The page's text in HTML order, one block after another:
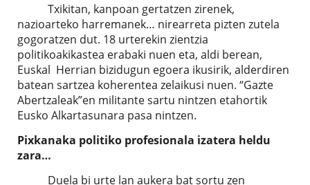
Txikitan, kanpoan gertatzen zirenek,
nazioarteko harremanek… nirearreta pizten zutela
gogoratzen dut. 18 urterekin zientzia
politikoakikastea erabaki nuen eta, aldi berean,
Euskal Herrian bizidugun egoera ikusirik, alderdiren
batean sartzea koherentea zelaikusi nuen. “Gazte
Abertzaleak”en militante sartu nintzen etahortik
Eusko Alkartasunara pasa nintzen.
Pixkanaka politiko profesionala izatera heldu
zara…
Duela bi urte lan aukera bat sortu zen